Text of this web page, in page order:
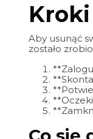
Aby usunąć
zostało